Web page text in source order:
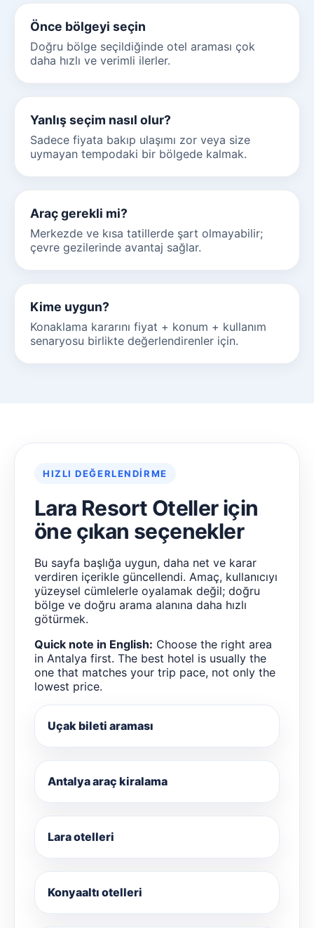
Önce bölgeyi seçin
Doğru bölge seçildiğinde otel araması çok
daha hızlı ve verimli ilerler.
Yanlış seçim nasıl olur?
Sadece fiyata bakıp ulaşımı zor veya size
uymayan tempodaki bir bölgede kalmak.
Araç gerekli mi?
Merkezde ve kısa tatillerde şart olmayabilir;
çevre gezilerinde avantaj sağlar.
Kime uygun?
Konaklama kararını fiyat + konum + kullanım
senaryosu birlikte değerlendirenler için.
HIZLI DEĞERLENDIRME
Lara Resort Oteller için
öne çıkan seçenekler
Bu sayfa başlığa uygun, daha net ve karar
verdiren içerikle güncellendi. Amaç, kullanıcıyı
yüzeysel cümlelerle oyalamak değil; doğru
bölge ve doğru arama alanına daha hızlı
götürmek.
Quick note in English: Choose the right area
in Antalya first. The best hotel is usually the
one that matches your trip pace, not only the
lowest price.
Uçak bileti araması
Antalya araç kiralama
Lara otelleri
Konyaaltı otelleri